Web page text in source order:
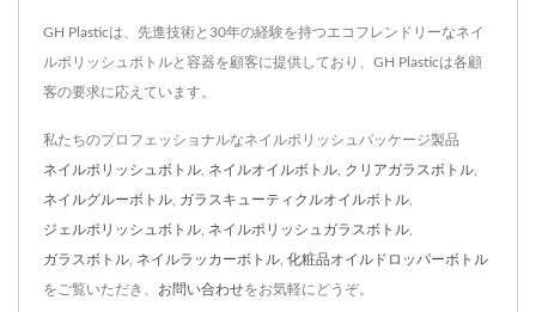
GH Plasticは、先進技術と30年の経験を持つエコフレンドリーなネイ
ルポリッシュボトルと容器を顧客に提供しており、GH Plasticは各顧
客の要求に応えています。
私たちのプロフェッショナルなネイルポリッシュパッケージ製品
ネイルポリッシュボトル ネイルオイルボトル クリアガラスボトル
ネイルグルーボトル ガラスキューティクルオイルボトル
ジェルポリッシュボトル ネイルポリッシュガラスボトル
ガラスボトル ネイルラッカーボトル 化粧品オイルドロッパーボトル
をご覧いただき、 お問い合わせをお気軽にどうぞ。